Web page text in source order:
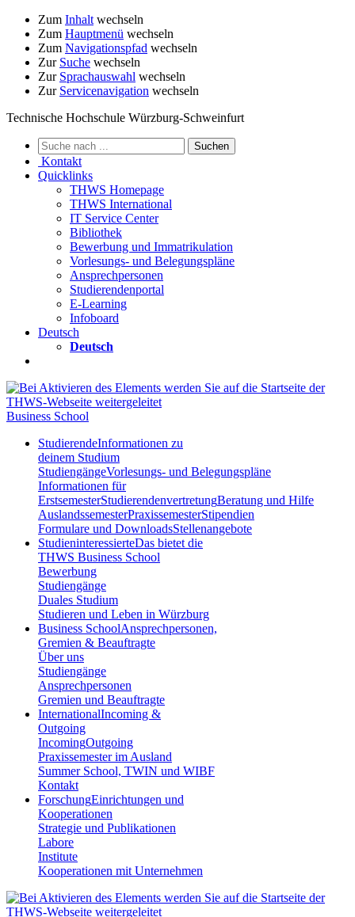
Zum Inhalt wechseln
Zum Hauptmenü wechseln
Zum Navigationspfad wechseln
Zur Suche wechseln
Zur Sprachauswahl wechseln
Zur Servicenavigation wechseln
Technische Hochschule Würzburg-Schweinfurt
Kontakt
Quicklinks
THWS Homepage
THWS International
IT Service Center
Bibliothek
Bewerbung und Immatrikulation
Vorlesungs- und Belegungspläne
Ansprechpersonen
Studierendenportal
E-Learning
Infoboard
Deutsch
Deutsch
Business School
StudierendeInformationen zu
deinem Studium
StudiengängeVorlesungs- und Belegungspläne
Informationen für
ErstsemesterStudierendenvertretungBeratung und Hilfe
AuslandssemesterPraxissemesterStipendien
Formulare und DownloadsStellenangebote
StudieninteressierteDas bietet die
THWS Business School
Bewerbung
Studiengänge
Duales Studium
Studieren und Leben in Würzburg
Business SchoolAnsprechpersonen,
Gremien & Beauftragte
Über uns
Studiengänge
Ansprechpersonen
Gremien und Beauftragte
InternationalIncoming &
Outgoing
IncomingOutgoing
Praxissemester im Ausland
Summer School, TWIN und WIBF
Kontakt
ForschungEinrichtungen und
Kooperationen
Strategie und Publikationen
Labore
Institute
Kooperationen mit Unternehmen